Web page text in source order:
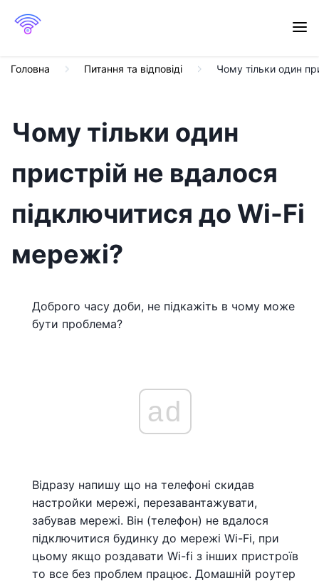
Головна Питання та відповіді Чому тільки один
Чому тільки один
пристрій не вдалося
підключитися до Wi-Fi
мережі?
Доброго часу доби, не підкажіть в чому може
бути проблема?
ad
Відразу напишу що на телефоні скидав
настройки мережі, перезавантажувати,
забував мережі. Він (телефон) не вдалося
підключитися будинку до мережі Wi-Fi, при
цьому якщо роздавати Wi-fi з інших пристроїв
то все без проблем працює. Домашній роутер